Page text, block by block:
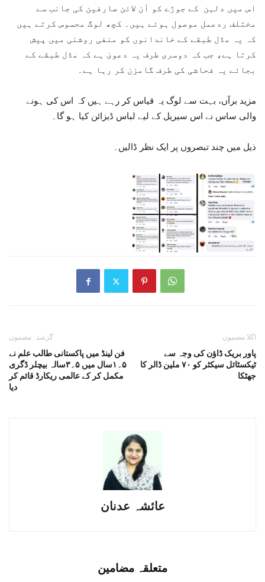
اس میں دلہن کے جوڑے کو آن لائن صارفین کی جانب سے
مختلف ردعمل موصول ہوئے ہیں۔ کچھ لوگ محسوس کرتے ہیں
کہ یہ مڈل طبقے کے خاندانوں کو منفی روشنی میں پیش
کرتا ہے، جب کہ دوسری طرف یہ دعویٰ ہے کہ مڈل طبقے کے
بجائے یہ فحاشی کی طرف گامزن کر رہا ہے۔
مزید برآں، بہت سے لوگ یہ قیاس کر رہے ہیں کہ اس کی ہونے
والی ساس نے اس سیریل کے لیے لباس ڈیزائن کیا ہو گا۔
ذیل میں چند تبصروں پر ایک نظر ڈالیں۔
گزشتہ مضمون
فن لینڈ میں پاکستانی طالب علم نے
۵۔۱سال میں ۵۔۳سالہ بیچلر ڈگری
مکمل کر کے عالمی ریکارڈ قائم کر
دیا
اگلا مضمون
پاور بریک ڈاؤن کی وجہ سے
ٹیکسٹائل سیکٹر کو ٧٠ ملین ڈالر کا
جھٹکا
عائشہ عدنان
متعلقہ مضامین